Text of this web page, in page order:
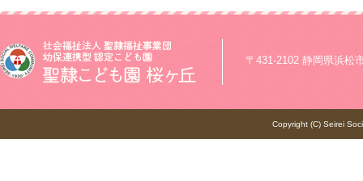
〒431-2102 静岡県浜松
Copyright (C) Seirei